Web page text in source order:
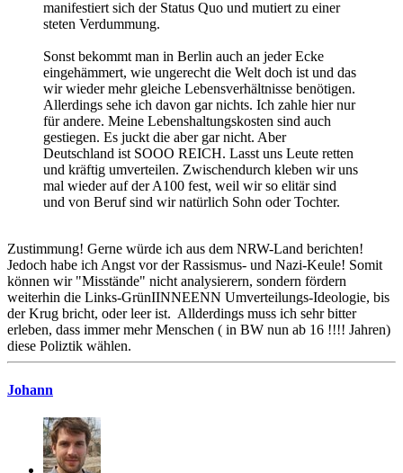
manifestiert sich der Status Quo und mutiert zu einer
steten Verdummung.
Sonst bekommt man in Berlin auch an jeder Ecke
eingehämmert, wie ungerecht die Welt doch ist und das
wir wieder mehr gleiche Lebensverhältnisse benötigen.
Allerdings sehe ich davon gar nichts. Ich zahle hier nur
für andere. Meine Lebenshaltungskosten sind auch
gestiegen. Es juckt die aber gar nicht. Aber
Deutschland ist SOOO REICH. Lasst uns Leute retten
und kräftig umverteilen. Zwischendurch kleben wir uns
mal wieder auf der A100 fest, weil wir so elitär sind
und von Beruf sind wir natürlich Sohn oder Tochter.
Zustimmung! Gerne würde ich aus dem NRW-Land berichten!
Jedoch habe ich Angst vor der Rassismus- und Nazi-Keule! Somit
können wir "Misstände" nicht analysierern, sondern fördern
weiterhin die Links-GrünIINNEENN Umverteilungs-Ideologie, bis
der Krug bricht, oder leer ist. Allderdings muss ich sehr bitter
erleben, dass immer mehr Menschen ( in BW nun ab 16 !!!! Jahren)
diese Poliztik wählen.
Johann